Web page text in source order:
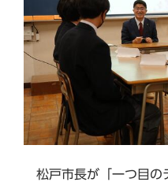
松戸市長が「一つ目の